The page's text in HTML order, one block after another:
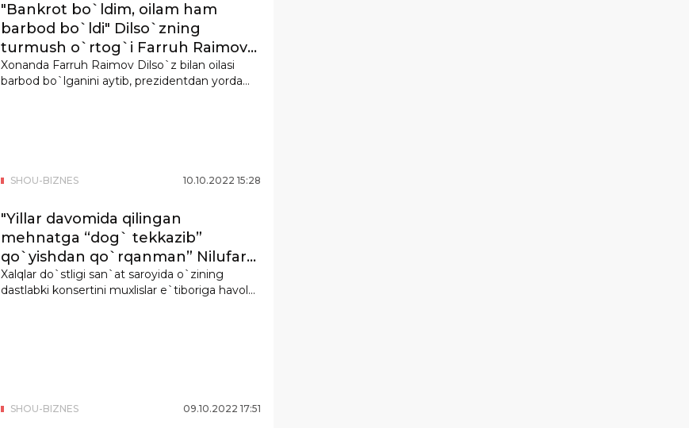
SHOU-BIZNES 10.10.2022 15:28
"Bankrot bo`ldim, oilam ham
barbod bo`ldi" Dilso`zning
turmush o`rtog`i Farruh Raimov
prezidentdan yordam so`ramoqda
(video)
Xonanda Farruh Raimov Dilso`z bilan oilasi
barbod bo`lganini aytib, prezidentdan yordam
SHOU-BIZNES 09.10.2022 17:51
"Yillar davomida qilingan
mehnatga “dog` tekkazib”
qo`yishdan qo`rqanman” Nilufar
Usmonova nega konsert dasturi
uzoq yillik ijodiy faoliyatga
Xalqlar do`stligi san`at saroyida o`zining
dastlabki konsertini muxlislar e`tiboriga havol...